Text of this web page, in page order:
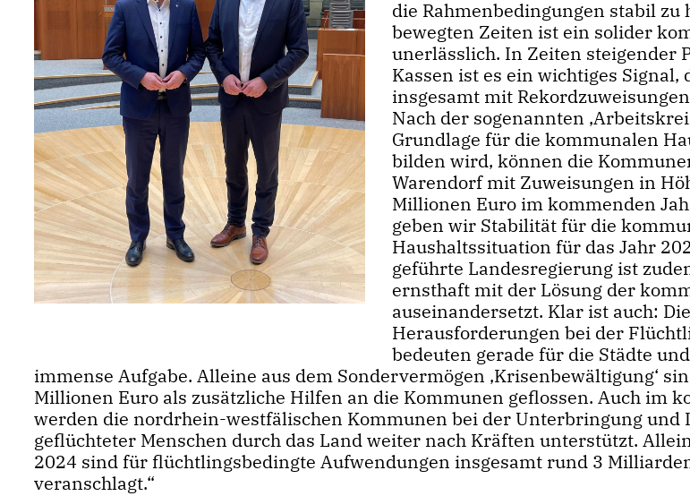
die Rahmenbedingungen stabil zu
bewegten Zeiten ist ein solider
unerlässlich. In Zeiten steigender
Kassen ist es ein wichtiges Signal,
insgesamt mit
Nach der sogenannten
Grundlage für die kommunalen
bilden wird, können die
Warendorf mit Zuweisungen in
Millionen Euro im kommenden
geben wir Stabilität für die
Haushaltssituation für das Jahr
geführte Landesregierung ist
ernsthaft mit der Lösung der
auseinandersetzt. Klar ist auch: Die
Herausforderungen bei der
bedeuten gerade für die Städte
immense Aufgabe. Alleine aus dem Sondervermögen ‚Krisenbewältigung‘
Millionen Euro als zusätzliche Hilfen an die Kommunen geflossen. Auch im
werden die nordrhein-westfälischen Kommunen bei der Unterbringung und
geflüchteter Menschen durch das Land weiter nach Kräften unterstützt.
2024 sind für flüchtlingsbedingte Aufwendungen insgesamt rund 3
veranschlagt.“